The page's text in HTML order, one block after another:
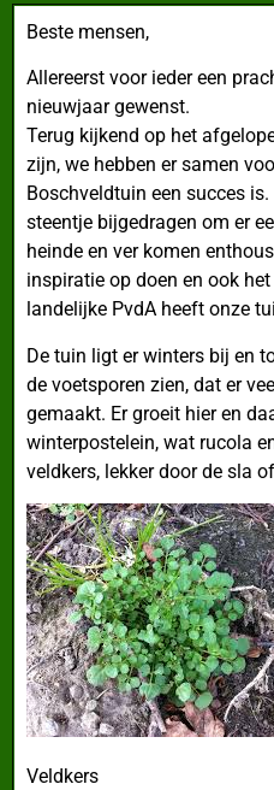
Beste mensen,
Allereerst voor ieder een
nieuwjaar gewenst.
Terug kijkend op het
zijn, we hebben er samen
Boschveldtuin een succes
steentje bijgedragen om er
heinde en ver komen
inspiratie op doen en ook
landelijke PvdA heeft onze
De tuin ligt er winters bij en
de voetsporen zien, dat er
gemaakt. Er groeit hier en
winterpostelein, wat rucola
veldkers, lekker door de sla
Veldkers